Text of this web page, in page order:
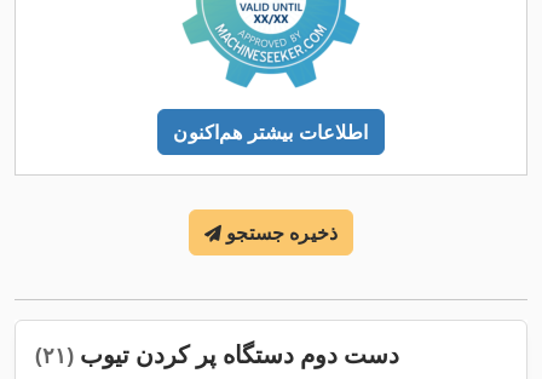
اطلاعات بیشتر هم‌اکنون
ذخیره جستجو
دست دوم دستگاه پر کردن تیوب (۲۱)